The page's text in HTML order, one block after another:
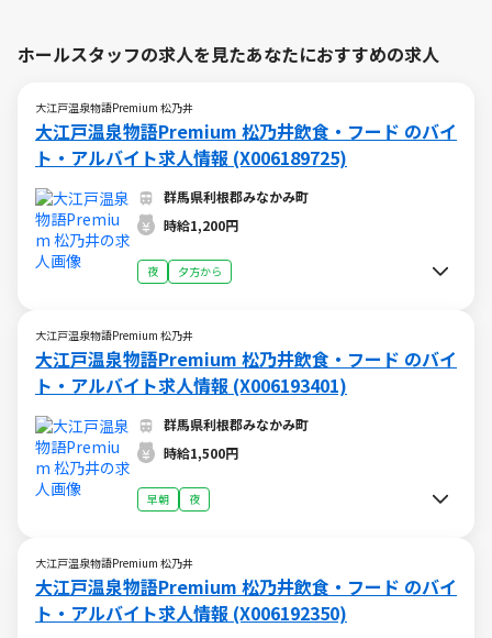
ホールスタッフの求人を見たあなたにおすすめの求人
大江戸温泉物語Premium 松乃井
大江戸温泉物語Premium 松乃井飲食・フード のバイ
ト・アルバイト求人情報 (X006189725)
群馬県利根郡みなかみ町
時給1,200円
夜 夕方から
大江戸温泉物語Premium 松乃井
大江戸温泉物語Premium 松乃井飲食・フード のバイ
ト・アルバイト求人情報 (X006193401)
群馬県利根郡みなかみ町
時給1,500円
早朝 夜
大江戸温泉物語Premium 松乃井
大江戸温泉物語Premium 松乃井飲食・フード のバイ
ト・アルバイト求人情報 (X006192350)